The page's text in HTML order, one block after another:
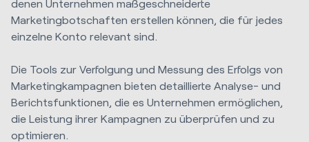
denen Unternehmen maßgeschneiderte
Marketingbotschaften erstellen können, die für jedes
einzelne Konto relevant sind.
Die Tools zur Verfolgung und Messung des Erfolgs von
Marketingkampagnen bieten detaillierte Analyse- und
Berichtsfunktionen, die es Unternehmen ermöglichen,
die Leistung ihrer Kampagnen zu überprüfen und zu
optimieren.